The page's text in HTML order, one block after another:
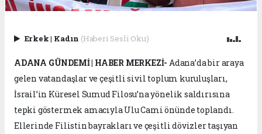
Erkek| Kadın (Haberi Sesli Oku)
ADANA GÜNDEMİ | HABER MERKEZİ- Adana’da bir araya
gelen vatandaşlar ve çeşitli sivil toplum kuruluşları,
İsrail’in Küresel Sumud Filosu’na yönelik saldırısına
tepki göstermek amacıyla Ulu Cami önünde toplandı.
Ellerinde Filistin bayrakları ve çeşitli dövizler taşıyan